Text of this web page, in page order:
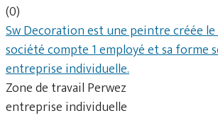
(0)
Sw Decoration est une peintre créée le
société compte 1 employé et sa forme
entreprise individuelle.
Zone de travail Perwez
entreprise individuelle